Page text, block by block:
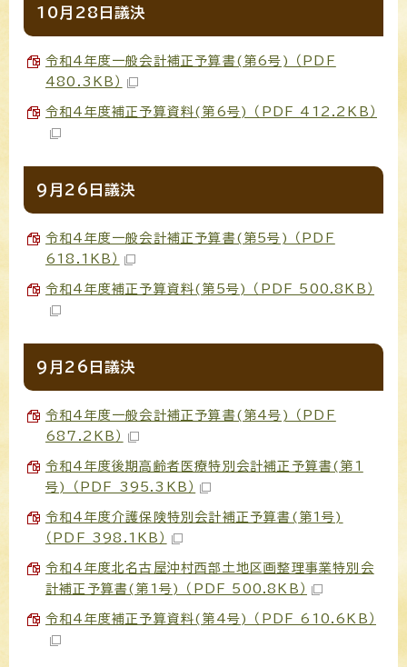
10月28日議決
令和4年度一般会計補正予算書(第6号) （PDF
480.3KB）
令和4年度補正予算資料(第6号) （PDF 412.2KB）
9月26日議決
令和4年度一般会計補正予算書(第5号) （PDF
618.1KB）
令和4年度補正予算資料(第5号) （PDF 500.8KB）
9月26日議決
令和4年度一般会計補正予算書(第4号) （PDF
687.2KB）
令和4年度後期高齢者医療特別会計補正予算書(第1
号) （PDF 395.3KB）
令和4年度介護保険特別会計補正予算書(第1号)
（PDF 398.1KB）
令和4年度北名古屋沖村西部土地区画整理事業特別会
計補正予算書(第1号) （PDF 500.8KB）
令和4年度補正予算資料(第4号) （PDF 610.6KB）